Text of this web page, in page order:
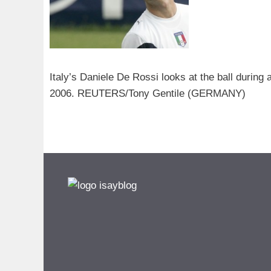
Italy’s Daniele De Rossi looks at the ball
2006. REUTERS/Tony Gentile (GERMANY)